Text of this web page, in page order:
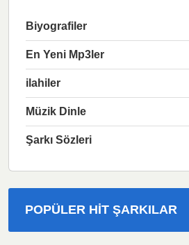
Biyografiler
En Yeni Mp3ler
ilahiler
Müzik Dinle
Şarkı Sözleri
POPÜLER HIT ŞARKILAR